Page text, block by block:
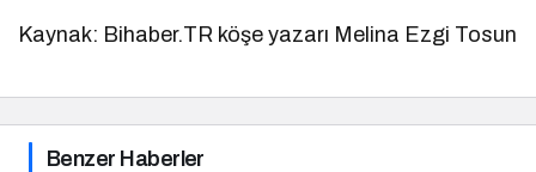
Kaynak: Bihaber.TR köşe yazarı Melina Ezgi Tosun
Benzer Haberler